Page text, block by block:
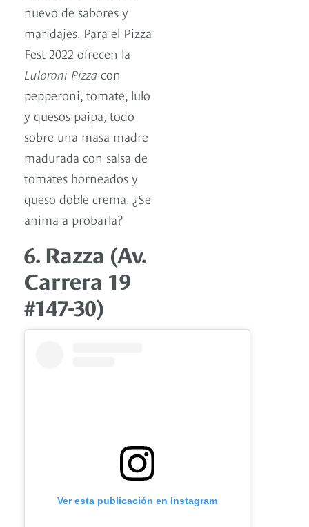
nuevo de sabores y
maridajes. Para el Pizza
Fest 2022 ofrecen la
Luloroni Pizza con
pepperoni, tomate, lulo
y quesos paipa, todo
sobre una masa madre
madurada con salsa de
tomates horneados y
queso doble crema. ¿Se
anima a probarla?
6. Razza (Av.
Carrera 19
#147-30)
Ver esta publicación en Instagram